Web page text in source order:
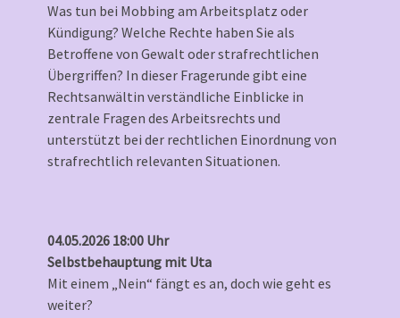
Was tun bei Mobbing am Arbeitsplatz oder
Kündigung? Welche Rechte haben Sie als
Betroffene von Gewalt oder strafrechtlichen
Übergriffen? In dieser Fragerunde gibt eine
Rechtsanwältin verständliche Einblicke in
zentrale Fragen des Arbeitsrechts und
unterstützt bei der rechtlichen Einordnung von
strafrechtlich relevanten Situationen.
04.05.2026 18:00 Uhr
Selbstbehauptung mit Uta
Mit einem „Nein“ fängt es an, doch wie geht es
weiter?